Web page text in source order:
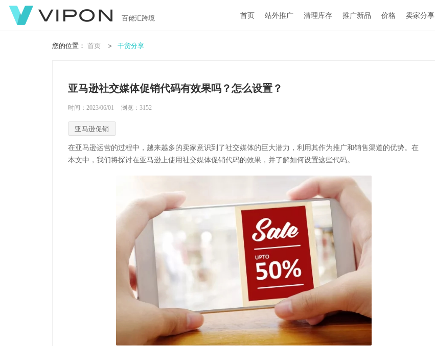
百佬汇跨境 首页 站外推广 清理库存 推广新品 价格 卖家分享
您的位置： 首页 干货分享
亚马逊社交媒体促销代码有效果吗？怎么设置？
时间：2023/06/01 浏览： 3152
亚马逊促销
在亚马逊运营的过程中，越来越多的卖家意识到了社交媒体的巨大潜力，利用其作为推广和销售渠道的优势。在
本文中，我们将探讨在亚马逊上使用社交媒体促销代码的效果，并了解如何设置这些代码。